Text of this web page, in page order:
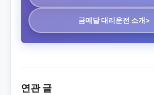
금메달 대리운전 소개>
연관 글